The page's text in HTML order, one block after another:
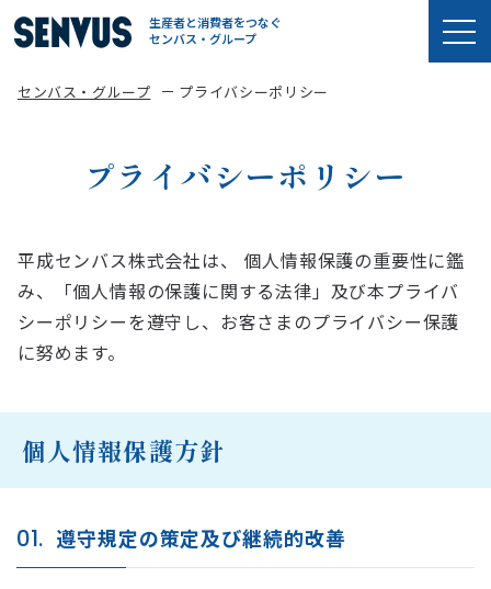
生産者と消費者をつなぐ
センバス・グループ
センバス・グループ プライバシーポリシー
プライバシーポリシー
平成センバス株式会社は、 個人情報保護の重要性に鑑
み、「個人情報の保護に関する法律」及び本プライバ
シーポリシーを遵守し、お客さまのプライバシー保護
に努めます。
個人情報保護方針
01. 遵守規定の策定及び継続的改善